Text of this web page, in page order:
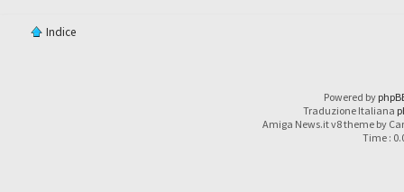
Indice
Powered by
Traduzione Italiana
Amiga News.it v8 theme by
Time :